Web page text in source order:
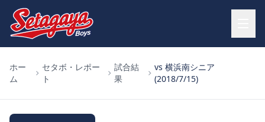
ホー
ム
セタボ・レポー
ト
試合結
果
vs 横浜南シニア
(2018/7/15)